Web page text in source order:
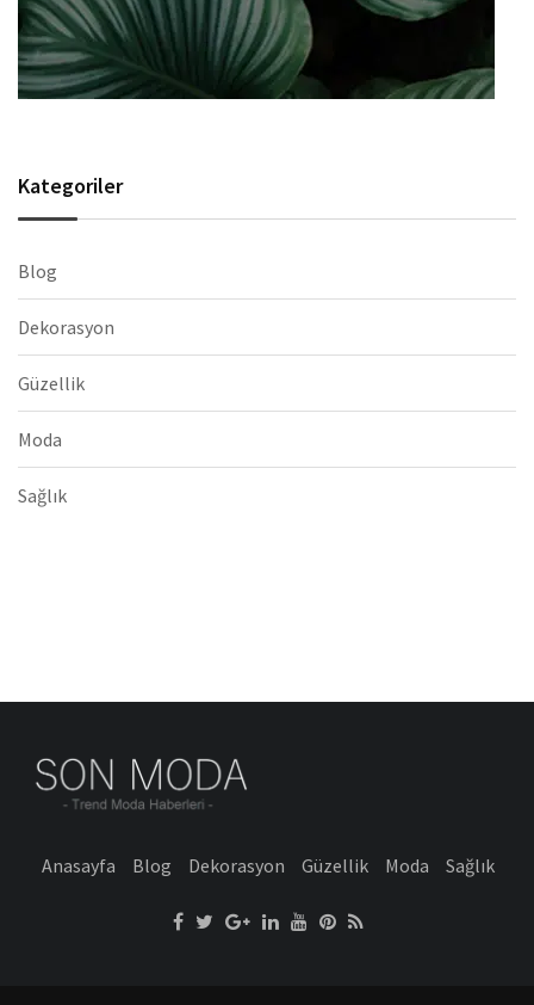
Kategoriler
Blog
Dekorasyon
Güzellik
Moda
Sağlık
Anasayfa Blog Dekorasyon Güzellik Moda Sağlık